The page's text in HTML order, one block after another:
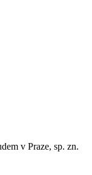
v Praze, sp. zn.